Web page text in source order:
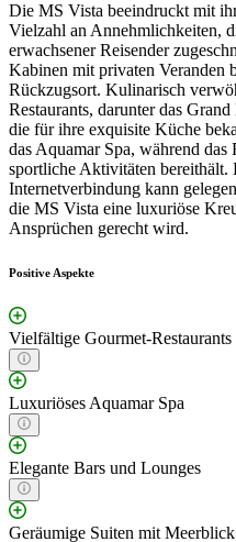
Die MS Vista beeindruckt mit
Vielzahl an Annehmlichkeiten,
erwachsener Reisender
Kabinen mit privaten Veranden
Rückzugsort. Kulinarisch
Restaurants, darunter das
die für ihre exquisite Küche
das Aquamar Spa, während das
sportliche Aktivitäten
Internetverbindung kann
die MS Vista eine luxuriöse
Ansprüchen gerecht wird.
Positive Aspekte
Vielfältige Gourmet-Restaurants
Luxuriöses Aquamar Spa
Elegante Bars und Lounges
Geräumige Suiten mit Meerblick